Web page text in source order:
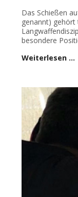
Das Schießen
genannt) gehört
besondere
Weiterlesen …